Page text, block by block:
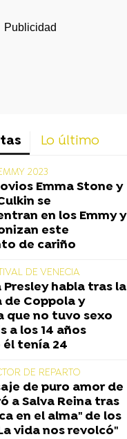
Lo último
2023
Emma Stone y
se
en los Emmy y
este
de cariño
DE VENECIA
Presley habla tras la
de Coppola y
que no tuvo sexo
a los 14 años
él tenía 24
DE REPARTO
de puro amor de
a Salva Reina tras
en el alma" de los
vida nos revolcó"